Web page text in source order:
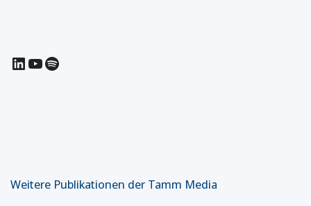
LinkedIn
YouTube
Spotify
Weitere Publikationen der Tamm Media